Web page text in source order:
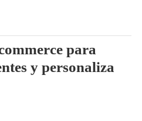
para
y personaliza